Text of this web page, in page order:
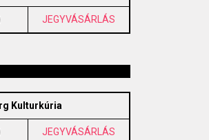
JEGYVÁSÁRLÁS
Kulturkúria
JEGYVÁSÁRLÁS